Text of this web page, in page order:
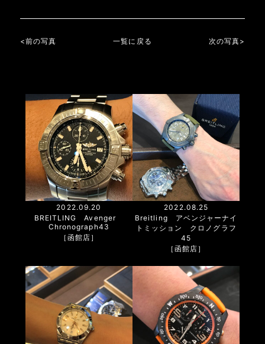
<前の写真 一覧に戻る 次の写真>
2022.09.20
BREITLING Avenger
Chronograph43
［函館店］
2022.08.25
Breitling アベンジャーナイ
トミッション クロノグラフ
45
［函館店］